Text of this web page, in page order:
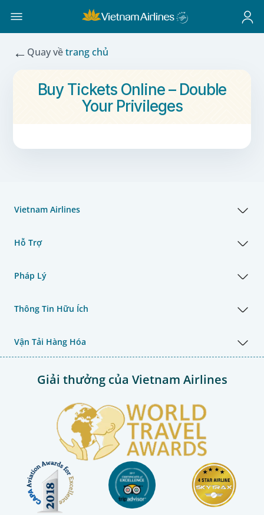
← Quay vềtrang chủ
Buy Tickets Online – Double
Your Privileges
Vietnam Airlines
Hỗ Trợ
Pháp Lý
Thông Tin Hữu Ích
Vận Tải Hàng Hóa
Giải thưởng của Vietnam Airlines